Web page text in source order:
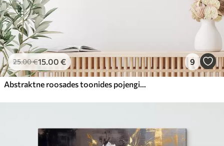
25.00€15.00 € 9
Abstraktne roosades toonides pojengide kimp